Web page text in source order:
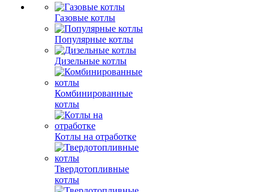
Газовые котлы
Популярные котлы
Дизельные котлы
Комбинированные
котлы
Котлы на отработке
Твердотопливные
котлы